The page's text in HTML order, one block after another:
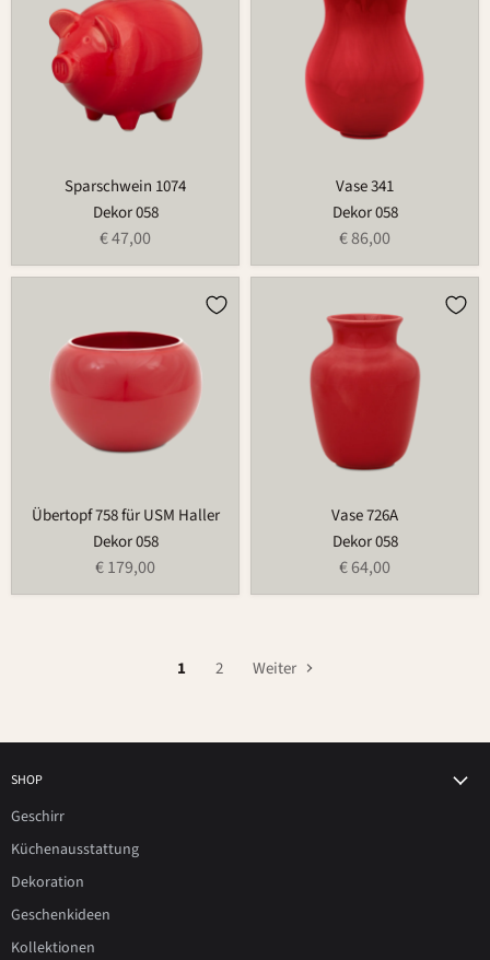
Sparschwein 1074
Dekor 058
€ 47,00
Vase 341
Dekor 058
€ 86,00
Haller
Übertopf 758 für USM Haller
Dekor 058
€ 179,00
Vase 726A
Dekor 058
€ 64,00
1 2 Weiter
SHOP
Geschirr
Küchenausstattung
Dekoration
Geschenkideen
Kollektionen